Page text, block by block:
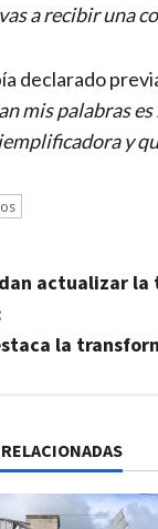
a recibir una
declarado
mis palabras
y
actualizar
la